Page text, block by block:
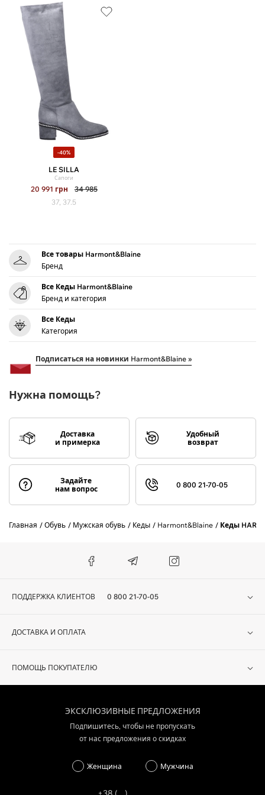
-40%
LE SILLA
Сапоги
20 991 грн
34 985
37, 37.5
Все товары Harmont&Blaine
Бренд
Все Кеды Harmont&Blaine
Бренд и категория
Все Кеды
Категория
Подписаться на новинки Harmont&Blaine »
Нужна помощь?
Доставка
и примерка
Удобный
возврат
Задайте
нам вопрос
0 800 21-70-05
Главная Обувь Мужская обувь Кеды Harmont&Blaine Кеды
ПОДДЕРЖКА КЛИЕНТОВ 0 800 21-70-05
ДОСТАВКА И ОПЛАТА
ПОМОЩЬ ПОКУПАТЕЛЮ
ЭКСКЛЮЗИВНЫЕ ПРЕДЛОЖЕНИЯ
Подпишитесь, чтобы не пропускать
от нас предложения о скидках
Женщина Мужчина